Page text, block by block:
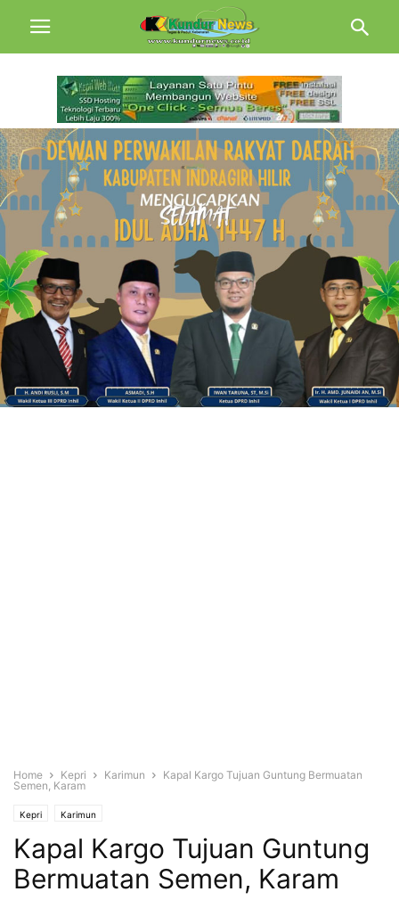
Home Kepri Karimun
Kapal Kargo Tujuan Guntung Bermuatan
Semen, Karam
Kepri Karimun
Kapal Kargo Tujuan Guntung
Bermuatan Semen, Karam